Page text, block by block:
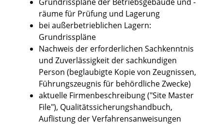
räume für Prüfung und Lagerung
bei außerbetrieblichen Lagern:
Grundrisspläne
Nachweis der erforderlichen Sachkenntnis
und Zuverlässigkeit der sachkundigen
Person (beglaubigte Kopie von Zeugnissen,
Führungszeugnis für behördliche Zwecke)
aktuelle Firmenbeschreibung ("Site Master
File"), Qualitätssicherungshandbuch,
Auflistung der Verfahrensanweisungen